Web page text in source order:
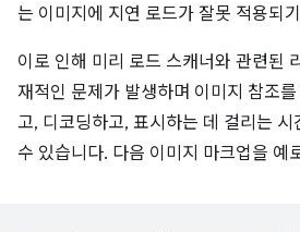
는 이미지에 지연 로드가 잘못 적용되
이로 인해 미리 로드 스캐너와 관련된
재적인 문제가 발생하며 이미지 참조
고, 디코딩하고, 표시하는 데 걸리는
수 있습니다. 다음 이미지 마크업을 예